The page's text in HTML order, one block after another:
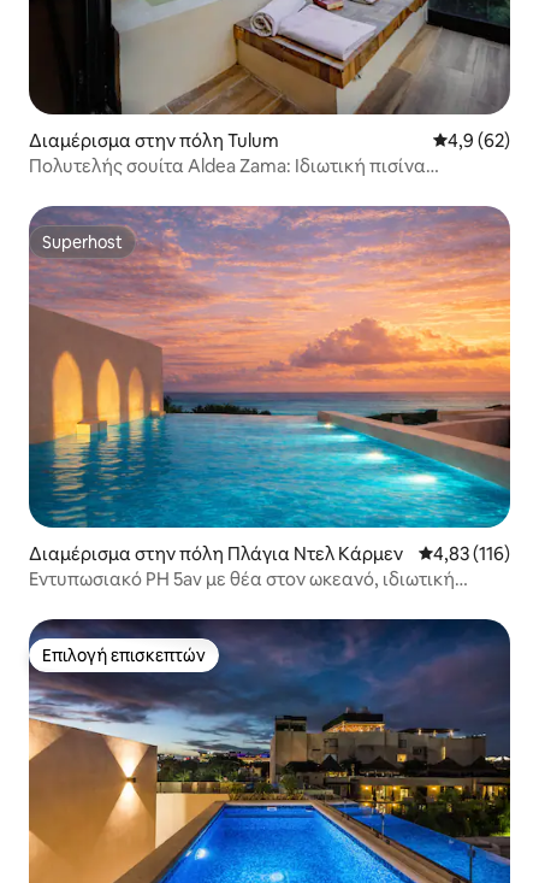
Διαμέρισμα στην πόλη Tulum Μέση
4,9 (62)
Πολυτελής σουίτα Aldea Zama: Ιδιωτική πισίνα
Superhost
Superhost
Διαμέρισμα στην πόλη Πλάγια Ντελ Κάρμεν Μέση
4,83 (116)
Εντυπωσιακό PH 5av με θέα στον ωκεανό, ιδιωτική
Επιλογή επισκεπτών
Επιλογή επισκεπτών